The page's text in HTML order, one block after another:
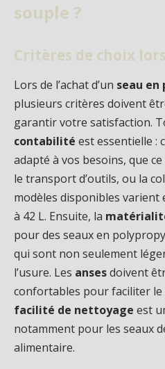
souple ?
Critères de choix
Lors de l’achat d’un seau en
plusieurs critères doivent
garantir votre satisfaction.
contabilité est essentielle :
adapté à vos besoins, que
le transport d’outils, ou la
modèles disponibles varient
à 42 L. Ensuite, la
pour des seaux en
qui sont non seulement
l’usure. Les ansesdoivent
confortables pour faciliter
facilité de nettoyage est
notamment pour les seaux
alimentaire.